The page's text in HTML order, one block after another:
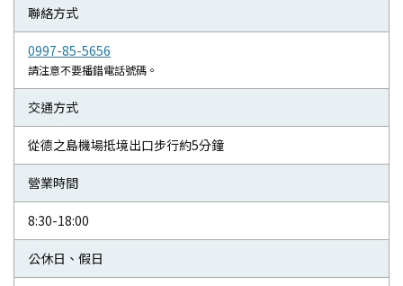
聯絡方式
0997-85-5656
請注意不要播錯電話號碼。
交通方式
從德之島機場抵境出口步行約5分鐘
營業時間
8:30-18:00
公休日、假日